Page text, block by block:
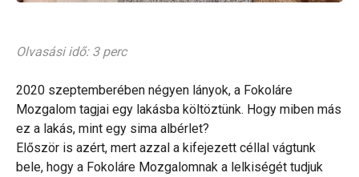
Olvasási idő: 3 perc
2020 szeptemberében négyen lányok, a Fokoláre
Mozgalom tagjai egy lakásba költöztünk. Hogy miben más
ez a lakás, mint egy sima albérlet?
Először is azért, mert azzal a kifejezett céllal vágtunk
bele, hogy a Fokoláre Mozgalomnak a lelkiségét tudjuk